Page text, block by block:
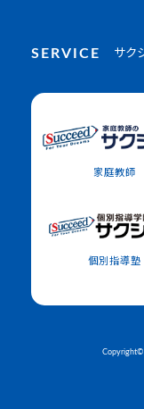
SERVICE サク
家庭教師
個別指導塾
Copyright©